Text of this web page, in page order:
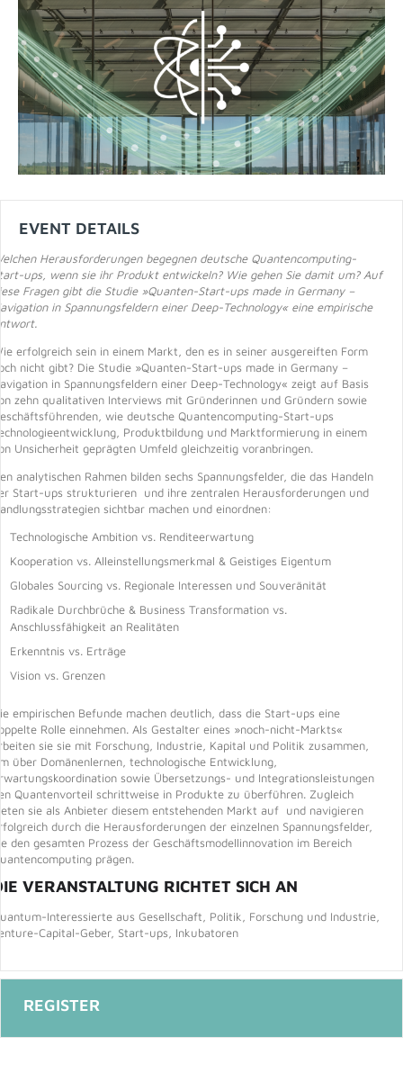
EVENT DETAILS
Herausforderungen begegnen deutsche Quantencomputing-
ups, wenn sie ihr Produkt entwickeln? Wie gehen Sie damit um? Auf
Fragen gibt die Studie »Quanten-Start-ups made in Germany –
in Spannungsfeldern einer Deep-Technology« eine empirische
erfolgreich sein in einem Markt, den es in seiner ausgereiften Form
nicht gibt? Die Studie »Quanten-Start-ups made in Germany –
in Spannungsfeldern einer Deep-Technology« zeigt auf Basis
zehn qualitativen Interviews mit Gründerinnen und Gründern sowie
wie deutsche Quantencomputing-Start-ups
Produktbildung und Marktformierung in einem
Unsicherheit geprägten Umfeld gleichzeitig voranbringen.
analytischen Rahmen bilden sechs Spannungsfelder, die das Handeln
Start-ups strukturieren und ihre zentralen Herausforderungen und
sichtbar machen und einordnen:
​​Technologische Ambition vs. Renditeerwartung
​Kooperation vs. Alleinstellungsmerkmal & Geistiges Eigentum
​Globales Sourcing vs. Regionale Interessen und Souveränität
​Radikale Durchbrüche & Business Transformation vs.
Anschlussfähigkeit an Realitäten
​Erkenntnis vs. Erträge
​Vision vs. Grenzen
empirischen Befunde machen deutlich, dass die Start-ups eine
Rolle einnehmen. Als Gestalter eines »noch-nicht-Markts«
sie sie mit Forschung, Industrie, Kapital und Politik zusammen,
über Domänenlernen, technologische Entwicklung,
sowie Übersetzungs- und Integrationsleistungen
Quantenvorteil schrittweise in Produkte zu überführen. Zugleich
sie als Anbieter diesem entstehenden Markt auf und navigieren
durch die Herausforderungen der einzelnen Spannungsfelder,
den gesamten Prozess der Geschäftsmodellinnovation im Bereich
prägen.
VERANSTALTUNG RICHTET SICH AN
Interessierte aus Gesellschaft, Politik, Forschung und Industrie,
Capital-Geber, Start-ups, Inkubatoren​